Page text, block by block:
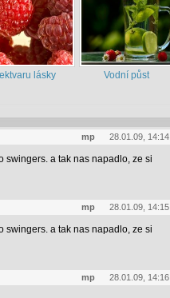
lásky Vodní půst
mp 28.01.09, 14:14
swingers. a tak nas napadlo, ze si
mp 28.01.09, 14:15
swingers. a tak nas napadlo, ze si
mp 28.01.09, 14:16